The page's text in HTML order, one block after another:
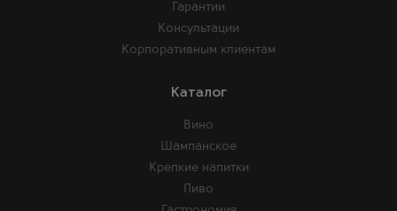
Гарантии
Консультации
Корпоративным клиентам
Каталог
Вино
Шампанское
Крепкие напитки
Пиво